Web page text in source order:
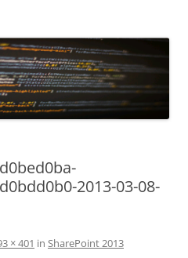
2013-03-08-
× 401 in SharePoint 2013